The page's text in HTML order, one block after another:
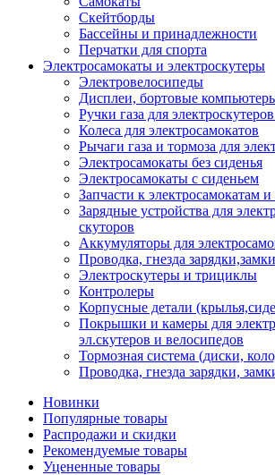
Скейтборды
Бассейны и принадлежности
Перчатки для спорта
Электросамокаты и электроскутеры
Электровелосипеды
Дисплеи, бортовые
Ручки газа для
Колеса для электросамокатов
Рычаги газа и тормоза для
Электросамокаты без сиденья
Электросамокаты с сиденьем
Запчасти к электросамокатам
Зарядные устройства для
скуторов
Аккумуляторы для
Проводка, гнезда
Электроскутеры и трициклы
Контролеры
Корпусные детали
Покрышки и камеры для
эл.скутеров и велосипедов
Тормозная система (диски,
Проводка, гнезда зарядки,
Новинки
Популярные товары
Распродажи и скидки
Рекомендуемые товары
Уцененные товары